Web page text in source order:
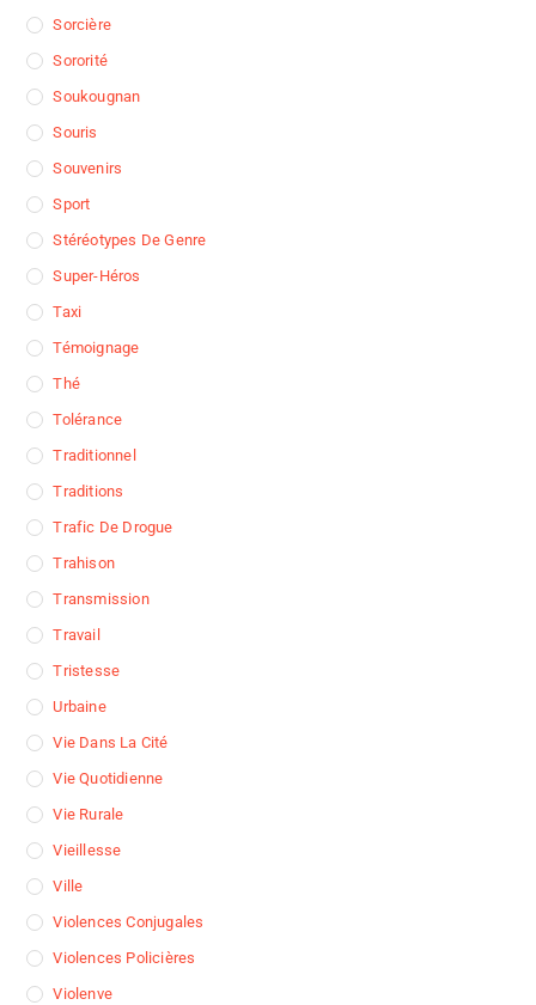
Sorcière
Sororité
Soukougnan
Souris
Souvenirs
Sport
Stéréotypes De Genre
Super-Héros
Taxi
Témoignage
Thé
Tolérance
Traditionnel
Traditions
Trafic De Drogue
Trahison
Transmission
Travail
Tristesse
Urbaine
Vie Dans La Cité
Vie Quotidienne
Vie Rurale
Vieillesse
Ville
Violences Conjugales
Violences Policières
Violenve